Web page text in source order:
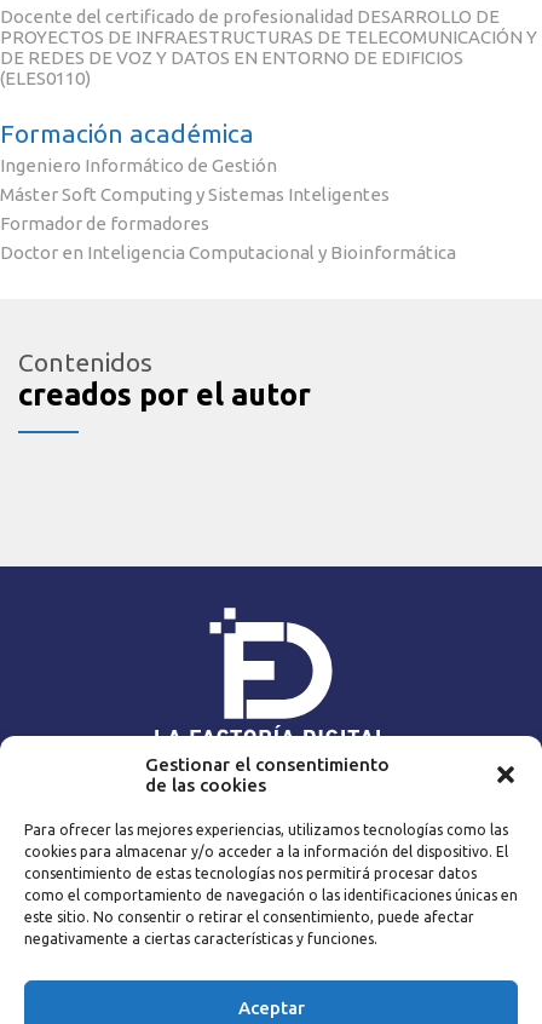
Gestionar el consentimiento
de las cookies
Para ofrecer las mejores experiencias, utilizamos tecnologías como las
cookies para almacenar y/o acceder a la información del dispositivo. El
consentimiento de estas tecnologías nos permitirá procesar datos
como el comportamiento de navegación o las identificaciones únicas en
este sitio. No consentir o retirar el consentimiento, puede afectar
negativamente a ciertas características y funciones.
Aceptar
Docente del certificado de profesionalidad DESARROLLO DE
PROYECTOS DE INFRAESTRUCTURAS DE TELECOMUNICACIÓN Y
DE REDES DE VOZ Y DATOS EN ENTORNO DE EDIFICIOS
(ELES0110)
Formación académica
Ingeniero Informático de Gestión
Máster Soft Computing y Sistemas Inteligentes
Formador de formadores
Doctor en Inteligencia Computacional y Bioinformática
Contenidos
creados por el autor
Home
Expert@s
Contenidos
Blog
La empresa
Catálogo
Metodología
Contacto